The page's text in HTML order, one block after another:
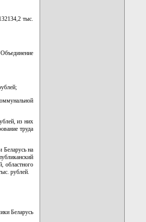
тыс.
из них
труда
Беларусь на
областного
рублей.
Беларусь